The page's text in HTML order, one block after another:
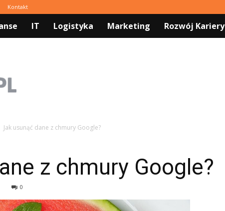
Kontakt
IT Logistyka Marketing Rozwój Kariery
Jak usunąć dane z chmury Google?
z chmury Google?
0